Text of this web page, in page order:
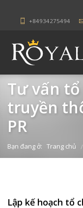
+84934275494
Tư vấn
truyền
PR
Bạn đang ở: Trang chủ /
Lập kế hoạch tổ